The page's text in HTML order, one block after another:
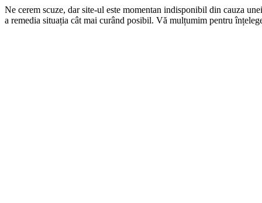
Ne cerem scuze, dar site-ul este momentan indisponibil din cauza
a remedia situația cât mai curând posibil. Vă mulțumim pentru